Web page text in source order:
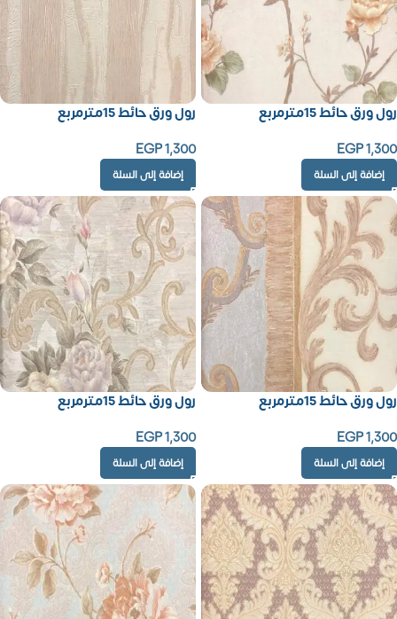
رول ورق حائط 15مترمربع
EGP1,300
إضافة إلى السلة
رول ورق حائط 15مترمربع
EGP1,300
إضافة إلى السلة
رول ورق حائط 15مترمربع
EGP1,300
إضافة إلى السلة
رول ورق حائط 15مترمربع
EGP1,300
إضافة إلى السلة